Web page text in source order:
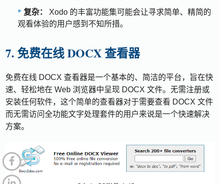
复杂：
Xodo 的丰富功能集可能会让寻求简单、精简的
观看体验的用户感到不知所措。
7. 免费在线 DOCX 查看器
免费在线 DOCX 查看器是一个基本的、简洁的平台，旨在快
速、轻松地在 Web 浏览器中呈现 DOCX 文件。无需注册或
安装任何软件，这个简单的查看器对于需要查看 DOCX 文件
而无需访问全功能文字处理套件的用户来说是一个快速解决
方案。